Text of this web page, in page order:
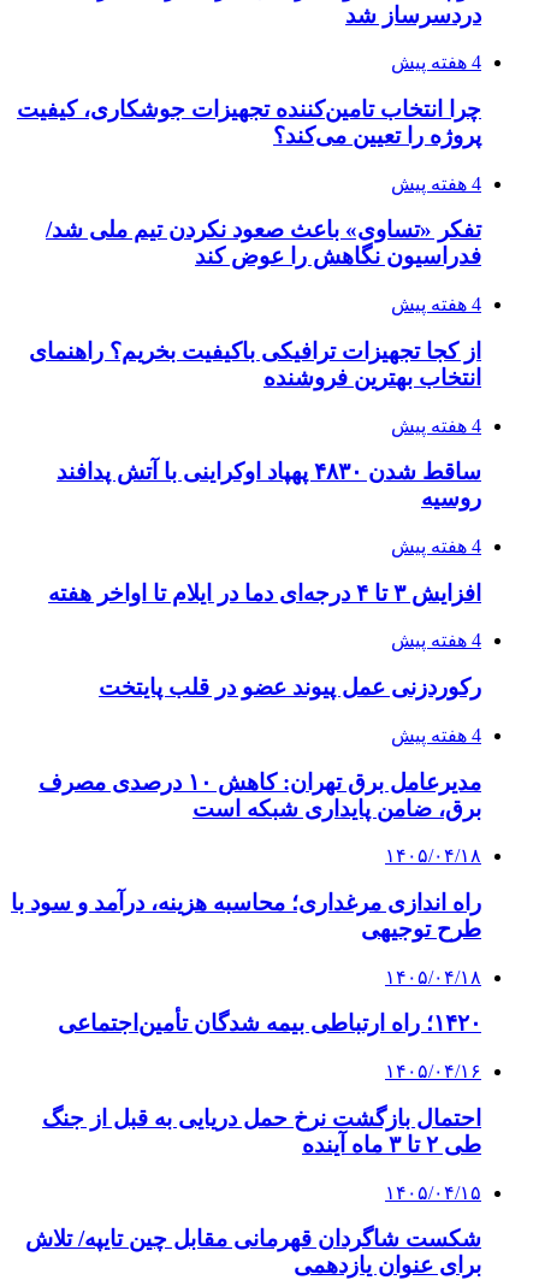
دردسرساز شد
4 هفته پیش
چرا انتخاب تامین‌کننده تجهیزات جوشکاری، کیفیت
پروژه را تعیین می‌کند؟
4 هفته پیش
تفکر «تساوی» باعث صعود نکردن تیم ملی شد/
فدراسیون نگاهش را عوض کند
4 هفته پیش
از کجا تجهیزات ترافیکی باکیفیت بخریم؟ راهنمای
انتخاب بهترین فروشنده
4 هفته پیش
ساقط شدن ۴۸۳۰ پهپاد اوکراینی با آتش پدافند
روسیه
4 هفته پیش
افزایش ۳ تا ۴ درجه‌ای دما در ایلام تا اواخر هفته
4 هفته پیش
رکوردزنی عمل پیوند عضو در قلب پایتخت
4 هفته پیش
مدیرعامل برق تهران: کاهش ۱۰ درصدی مصرف
برق، ضامن پایداری شبکه است
۱۴۰۵/۰۴/۱۸
راه اندازی مرغداری؛ محاسبه هزینه، درآمد و سود با
طرح توجیهی
۱۴۰۵/۰۴/۱۸
۱۴۲۰؛ راه ارتباطی بیمه شدگان تأمین‌اجتماعی
۱۴۰۵/۰۴/۱۶
احتمال بازگشت نرخ حمل دریایی به قبل از جنگ
طی ۲ تا ۳ ماه آینده
۱۴۰۵/۰۴/۱۵
شکست شاگردان قهرمانی مقابل چین تایپه/ تلاش
برای عنوان یازدهمی